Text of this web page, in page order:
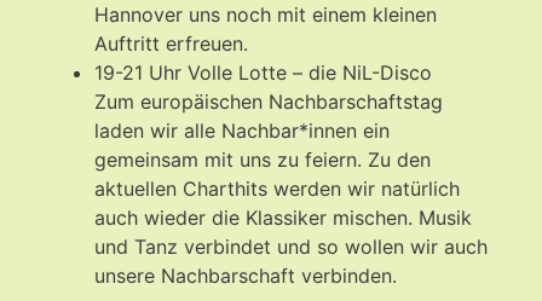
Hannover uns noch mit einem kleinen
Auftritt erfreuen.
19-21 Uhr Volle Lotte – die NiL-Disco
Zum europäischen Nachbarschaftstag
laden wir alle Nachbar*innen ein
gemeinsam mit uns zu feiern. Zu den
aktuellen Charthits werden wir natürlich
auch wieder die Klassiker mischen. Musik
und Tanz verbindet und so wollen wir auch
unsere Nachbarschaft verbinden.